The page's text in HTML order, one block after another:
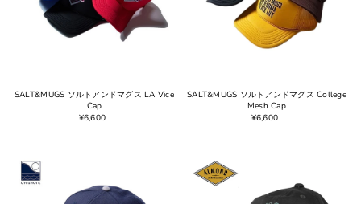
SALT&MUGS ソルトアンドマグス LA Vice
Cap
¥6,600
SALT&MUGS ソルトアンドマグス College
Mesh Cap
¥6,600